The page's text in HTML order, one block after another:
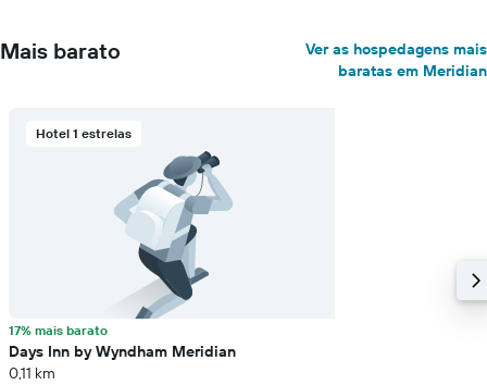
Mais barato
Ver as hospedagens mais
baratas em Meridian
Hotel 1 estrelas
17% mais barato
Days Inn by Wyndham Meridian
0,11 km